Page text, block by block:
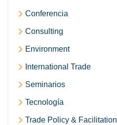
Conferencia
Consulting
Environment
International Trade
Seminarios
Tecnología
Trade Policy & Facilitation